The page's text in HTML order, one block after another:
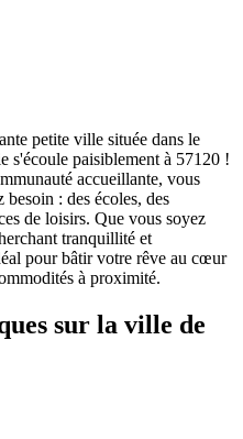
petite ville située dans le
s'écoule paisiblement à 57120 !
accueillante, vous
: des écoles, des
de loisirs. Que vous soyez
tranquillité et
pour bâtir votre rêve au cœur
à proximité.
sur la ville de